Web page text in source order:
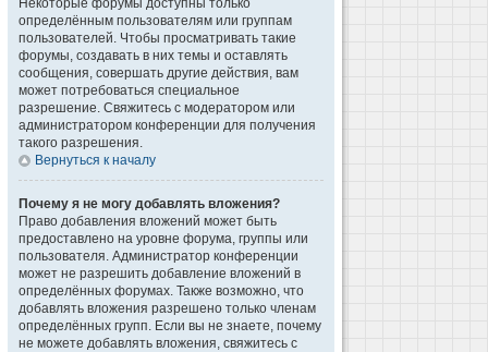
Некоторые форумы доступны только
определённым пользователям или группам
пользователей. Чтобы просматривать такие
форумы, создавать в них темы и оставлять
сообщения, совершать другие действия, вам
может потребоваться специальное
разрешение. Свяжитесь с модератором или
администратором конференции для получения
такого разрешения.
Вернуться к началу
Почему я не могу добавлять вложения?
Право добавления вложений может быть
предоставлено на уровне форума, группы или
пользователя. Администратор конференции
может не разрешить добавление вложений в
определённых форумах. Также возможно, что
добавлять вложения разрешено только членам
определённых групп. Если вы не знаете, почему
не можете добавлять вложения, свяжитесь с